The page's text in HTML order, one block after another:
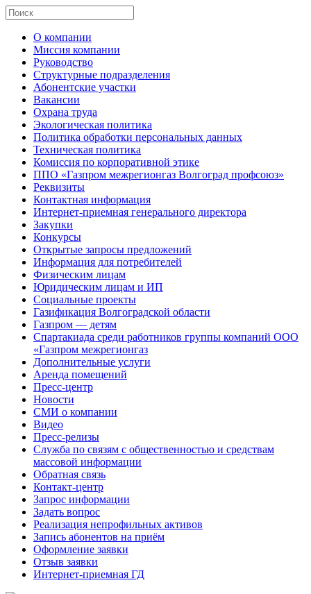
О компании
Миссия компании
Руководство
Структурные подразделения
Абонентские участки
Вакансии
Охрана труда
Экологическая политика
Политика обработки персональных данных
Техническая политика
Комиссия по корпоративной этике
ППО «Газпром межрегионгаз Волгоград профсоюз»
Реквизиты
Контактная информация
Интернет-приемная генерального директора
Закупки
Конкурсы
Открытые запросы предложений
Информация для потребителей
Физическим лицам
Юридическим лицам и ИП
Социальные проекты
Газификация Волгоградской области
Газпром — детям
Спартакиада среди работников группы компаний ООО
«Газпром межрегионгаз
Дополнительные услуги
Аренда помещений
Пресс-центр
Новости
СМИ о компании
Видео
Пресс-релизы
Служба по связям с общественностью и средствам
массовой информации
Обратная связь
Контакт-центр
Запрос информации
Задать вопрос
Реализация непрофильных активов
Запись абонентов на приём
Оформление заявки
Отзыв заявки
Интернет-приемная ГД